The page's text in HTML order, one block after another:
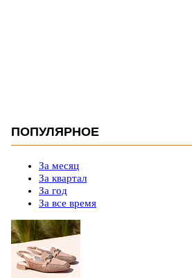
ПОПУЛЯРНОЕ
За месяц
За квартал
За год
За все время